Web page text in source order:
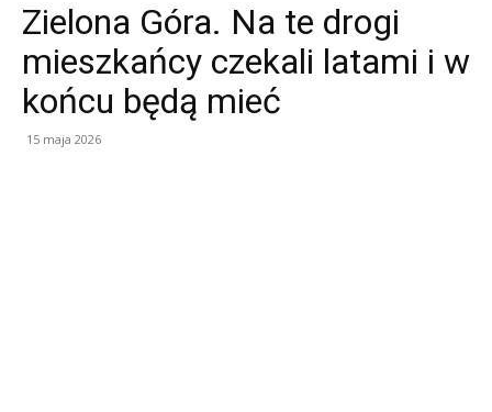
Zielona Góra. Na te drogi
mieszkańcy czekali latami i w
końcu będą mieć
15 maja 2026